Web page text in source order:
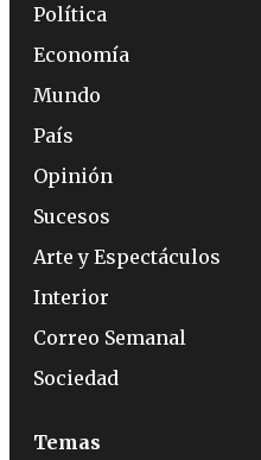
Política
Economía
Mundo
País
Opinión
Sucesos
Arte y Espectáculos
Interior
Correo Semanal
Sociedad
Temas